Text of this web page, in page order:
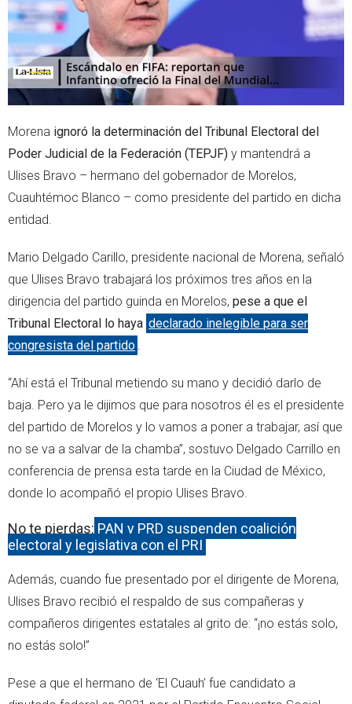
Morena ignoró la determinación del Tribunal Electoral del
Poder Judicial de la Federación (TEPJF) y mantendrá a
Ulises Bravo – hermano del gobernador de Morelos,
Cuauhtémoc Blanco – como presidente del partido en dicha
entidad.
Mario Delgado Carillo, presidente nacional de Morena, señaló
que Ulises Bravo trabajará los próximos tres años en la
dirigencia del partido guinda en Morelos, pese a que el
Tribunal Electoral lo haya declarado inelegible para ser
congresista del partido .
“Ahí está el Tribunal metiendo su mano y decidió darlo de
baja. Pero ya le dijimos que para nosotros él es el presidente
del partido de Morelos y lo vamos a poner a trabajar, así que
no se va a salvar de la chamba”, sostuvo Delgado Carrillo en
conferencia de prensa esta tarde en la Ciudad de México,
donde lo acompañó el propio Ulises Bravo.
No te pierdas: PAN y PRD suspenden coalición
electoral y legislativa con el PRI
Además, cuando fue presentado por el dirigente de Morena,
Ulises Bravo recibió el respaldo de sus compañeras y
compañeros dirigentes estatales al grito de: “¡no estás solo,
no estás solo!”
Pese a que el hermano de ‘El Cuauh’ fue candidato a